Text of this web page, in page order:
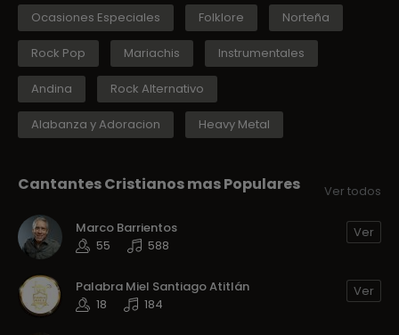
Ocasiones Especiales Folklore Norteña
Rock Pop Mariachis Instrumentales
Andina Rock Alternativo
Alabanza y Adoracion Heavy Metal
Cantantes Cristianos mas Populares Ver todos
Marco Barrientos
55
588
Ver
Palabra Miel Santiago Atitlán
18
184
Ver